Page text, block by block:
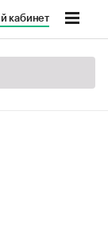
кабинет